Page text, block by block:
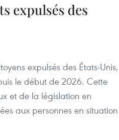
expulsés des
expulsés des États-Unis,
le début de 2026. Cette
et de la législation en
aux personnes en situation